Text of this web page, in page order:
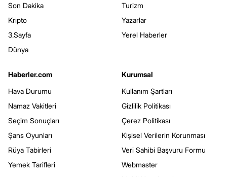
Son Dakika
Kripto
3.Sayfa
Dünya
Turizm
Yazarlar
Yerel Haberler
Haberler.com
Hava Durumu
Namaz Vakitleri
Seçim Sonuçları
Şans Oyunları
Rüya Tabirleri
Yemek Tarifleri
Kurumsal
Kullanım Şartları
Gizlilik Politikası
Çerez Politikası
Kişisel Verilerin Korunması
Veri Sahibi Başvuru Formu
Webmaster